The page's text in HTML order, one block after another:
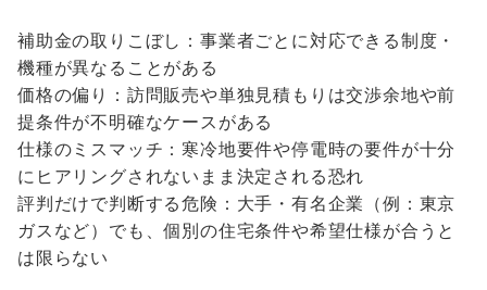
補助金の取りこぼし：事業者ごとに対応できる制度・
機種が異なることがある
価格の偏り：訪問販売や単独見積もりは交渉余地や前
提条件が不明確なケースがある
仕様のミスマッチ：寒冷地要件や停電時の要件が十分
にヒアリングされないまま決定される恐れ
評判だけで判断する危険：大手・有名企業（例：東京
ガスなど）でも、個別の住宅条件や希望仕様が合うと
は限らない